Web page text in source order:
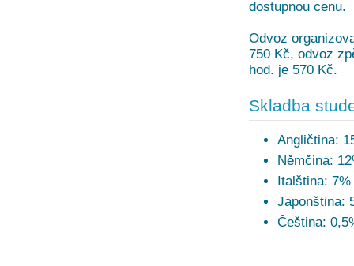
dostupnou cenu.
Odvoz
750 Kč, odvoz
hod. je 570 Kč.
Skladba
Angličtina:
Němčina:
Italština: 7%
Japonština:
Čeština: